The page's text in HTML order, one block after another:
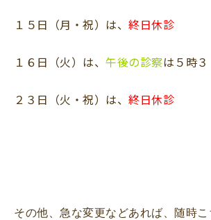
１５日（月・祝）は、 終日休診
１６日（火）は、 午後の診察は５時
２３日（火・祝）は、 終日休診
その他、急な変更などあれば、随時